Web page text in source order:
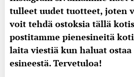
tulleet uudet tuotteet, joten
voit tehdä ostoksia tällä
postitamme pienesineitä
laita viestiä kun haluat
esineestä. Tervetuloa!